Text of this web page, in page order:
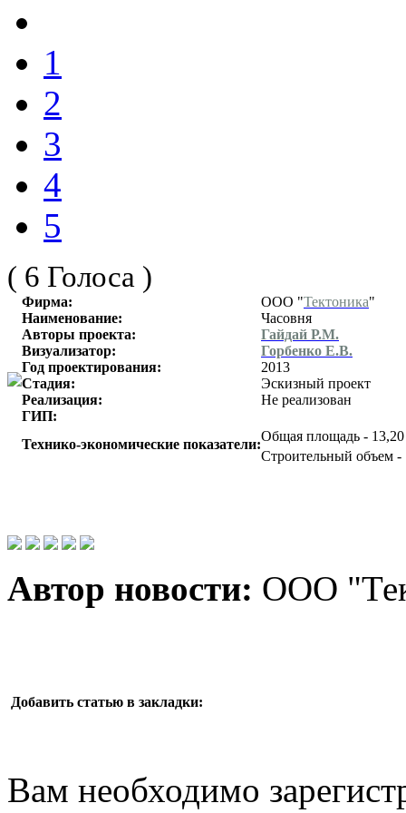
1
2
3
4
5
( 6 Голоса )
Фирма: ООО "Тектоника"
Наименование:
Часовня
Авторы проекта:
Гайдай Р.М.
Визуализатор:
Горбенко Е.В.
Год проектирования:
2013
Стадия:
Эскизный проект
Реализация:
Не реализован
ГИП:
Технико-экономические показатели:
Общая площадь -
Строительный объем -
Автор новости: ООО
Добавить статью в закладки:
Вам необходимо